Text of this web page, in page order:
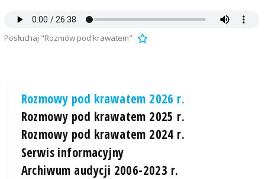
Posłuchaj "Rozmów pod krawatem"
Rozmowy pod krawatem 2026 r.
Rozmowy pod krawatem 2025 r.
Rozmowy pod krawatem 2024 r.
Serwis informacyjny
Archiwum audycji 2006-2023 r.